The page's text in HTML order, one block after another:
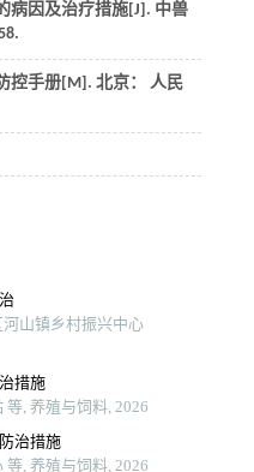
病因及治疗措施[J]. 中兽
控手册[M]. 北京： 人民